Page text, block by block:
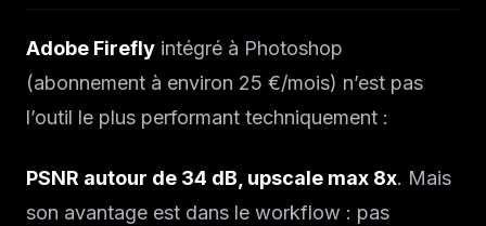
Adobe Firefly intégré à Photoshop
(abonnement à environ 25 €/mois) n’est pas
l’outil le plus performant techniquement :
PSNR autour de 34 dB, upscale max 8x. Mais
son avantage est dans le workflow : pas